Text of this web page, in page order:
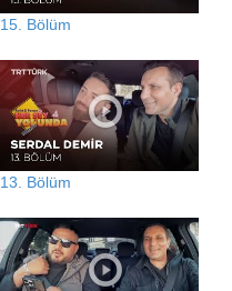
15. Bölüm
13. Bölüm